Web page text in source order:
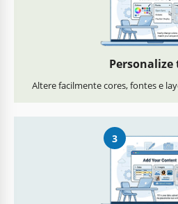
Personalize
Altere facilmente cores, fontes e
3